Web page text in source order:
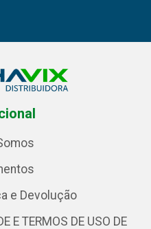
e Devolução
E TERMOS DE USO DE